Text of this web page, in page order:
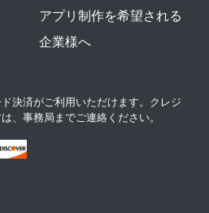
アプリ制作を希望される
企業様へ
決済がご利用いただけます。クレジ
、事務局までご連絡ください。